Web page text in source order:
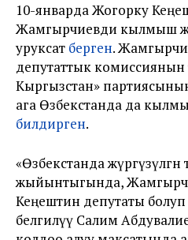
10-январда Жогорку
Жамгырчиевди кылмыш
уруксат берген.
депутаттык комиссиянын
Кыргызстан»
ага Өзбекстанда да
билдирген.
«Өзбекстанда жүргүзүлгөн
жыйынтыгында,
Кеңештин депутаты
белгилүү Салим